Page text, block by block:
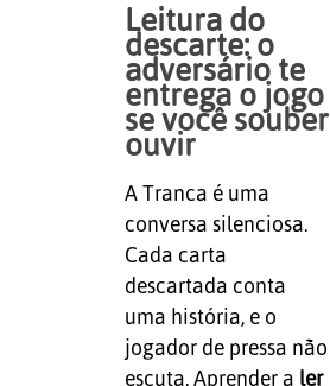
Leitura do
descarte: o
adversário te
entrega o jogo
se você souber
ouvir
A Tranca é uma
conversa silenciosa.
Cada carta
descartada conta
uma história, e o
jogador de pressa não
escuta. Aprender a ler